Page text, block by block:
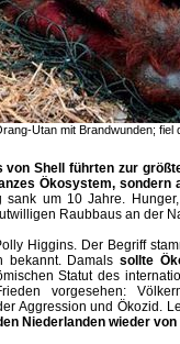
Utan mit Brandwunden; fiel
Shell führten zur
Ökosystem, sondern
sank um 10 Jahre.
Raubbaus an der
Higgins. Der Begriff
bekannt. Damalssollte
Statut des
vorgesehen:
Aggression und Ökozid.
Niederlanden wieder